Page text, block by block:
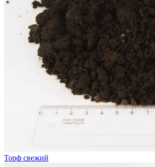
Торф свежий